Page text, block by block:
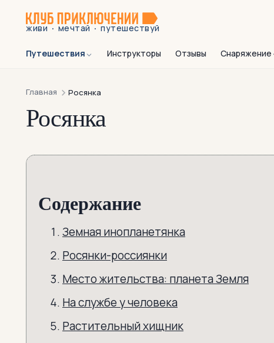
живи · мечтай · путешествуй
Путешествия Инструкторы Отзывы Снаряжение
Главная Росянка
Росянка
Содержание
Земная инопланетянка
Росянки-россиянки
Место жительства: планета Земля
На службе у человека
Растительный хищник